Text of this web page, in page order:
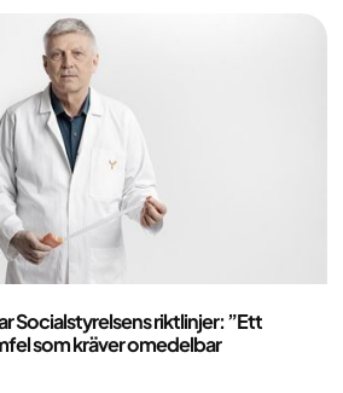
Socialstyrelsens riktlinjer: ”Ett
som kräver omedelbar